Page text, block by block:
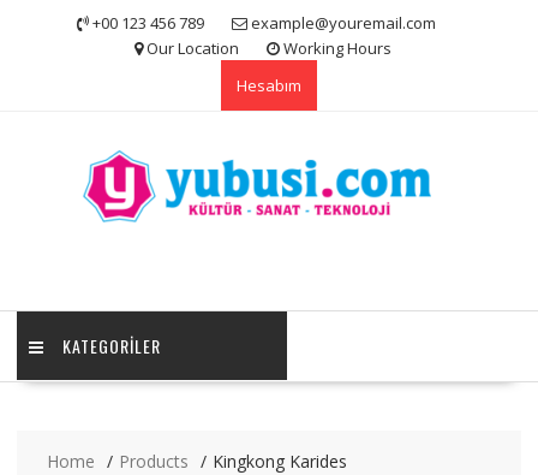
+00 123 456 789
example@youremail.com
Our Location
Working Hours
Hesabım
KATEGORILER
Home Products Kingkong Karides